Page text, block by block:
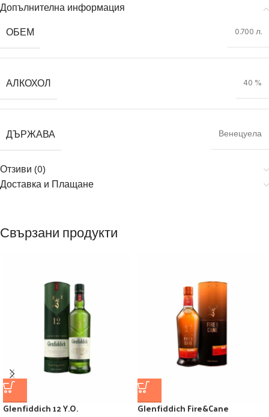
Допълнителна информация
ОБЕМ 0.700 л.
АЛКОХОЛ 40 %
ДЪРЖАВА Венецуела
Отзиви (0)
Доставка и Плащане
Свързани продукти
Glenfiddich 12 Y.O. Glenfiddich Fire&Cane